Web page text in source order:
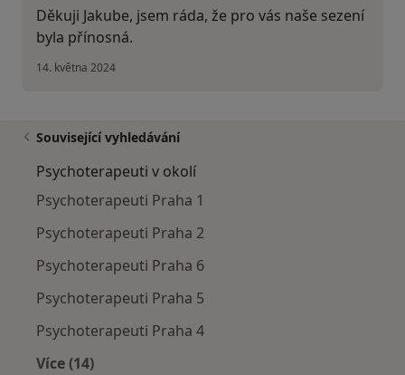
Děkuji Jakube, jsem ráda, že pro vás naše sezení
byla přínosná.
14. května 2024
Související vyhledávání
Psychoterapeuti v okolí
Psychoterapeuti Praha 1
Psychoterapeuti Praha 2
Psychoterapeuti Praha 6
Psychoterapeuti Praha 5
Psychoterapeuti Praha 4
Více (14)